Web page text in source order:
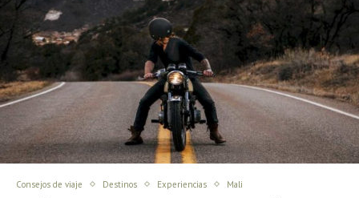
Consejos de viaje Destinos Experiencias Mali